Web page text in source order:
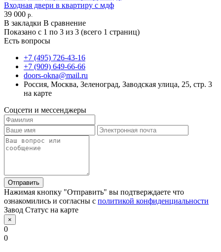
Входная двери в квартиру с мдф
39 000 р.
В закладки В сравнение
Показано с 1 по 3 из 3 (всего 1 страниц)
Есть вопросы
+7 (495) 726-43-16
+7 (909) 649-66-66
doors-okna@mail.ru
Россия, Москва, Зеленоград, Заводская улица, 25, стр. 3
на карте
Соцсети и мессенджеры
Отправить
Нажимая кнопку "Отправить" вы подтверждаете что
ознакомились и согласны с политикой конфиденциальности
Завод Статус на карте
×
0
0